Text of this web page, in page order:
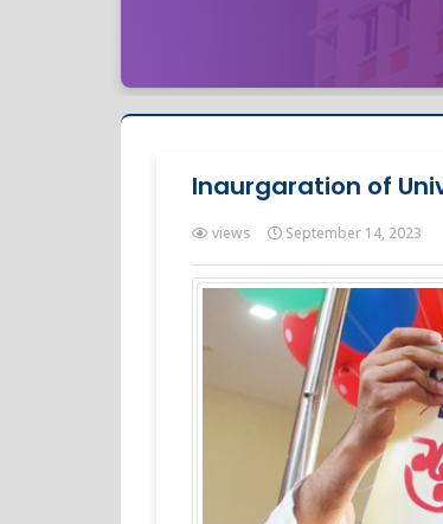
Inaurgaration of
views September 14, 2023